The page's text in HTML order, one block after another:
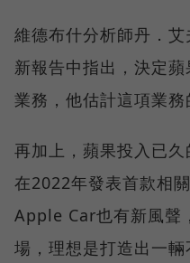
維德布什分析師丹．
新報告中指出，決定
業務，他估計這項業務
再加上，蘋果投入已
在2022年發表首款相
Apple Car也有新風聲
場，理想是打造出一